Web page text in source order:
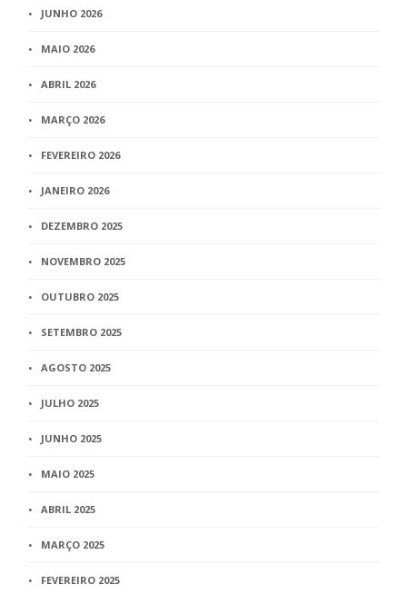
JUNHO 2026
MAIO 2026
ABRIL 2026
MARÇO 2026
FEVEREIRO 2026
JANEIRO 2026
DEZEMBRO 2025
NOVEMBRO 2025
OUTUBRO 2025
SETEMBRO 2025
AGOSTO 2025
JULHO 2025
JUNHO 2025
MAIO 2025
ABRIL 2025
MARÇO 2025
FEVEREIRO 2025